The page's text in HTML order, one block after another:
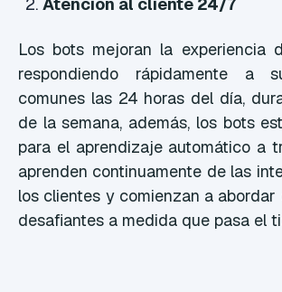
Atención al cliente 24/7
Los bots mejoran la experiencia
respondiendo rápidamente a
comunes las 24 horas del día,
de la semana, además, los bots
para el aprendizaje automático a
aprenden continuamente de las
los clientes y comienzan a abordar
desafiantes a medida que pasa el